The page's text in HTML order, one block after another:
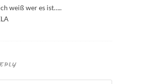
weiß wer es ist…..